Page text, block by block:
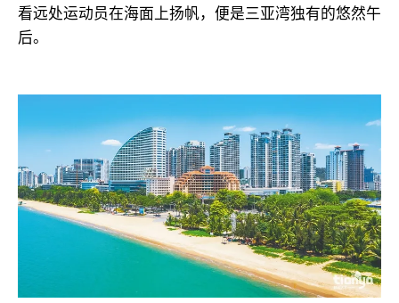
看远处运动员在海面上扬帆，便是三亚湾独有的悠然午
后。